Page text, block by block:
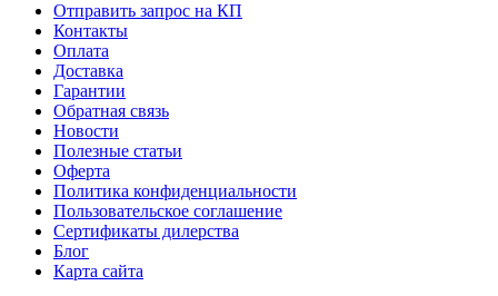
Отправить запрос на КП
Контакты
Оплата
Доставка
Гарантии
Обратная связь
Новости
Полезные статьи
Оферта
Политика конфиденциальности
Пользовательское соглашение
Сертификаты дилерства
Блог
Карта сайта